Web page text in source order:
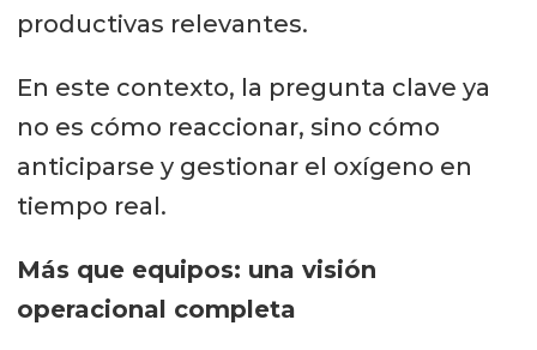
productivas relevantes.
En este contexto, la pregunta clave ya
no es cómo reaccionar, sino cómo
anticiparse y gestionar el oxígeno en
tiempo real.
Más que equipos: una visión
operacional completa